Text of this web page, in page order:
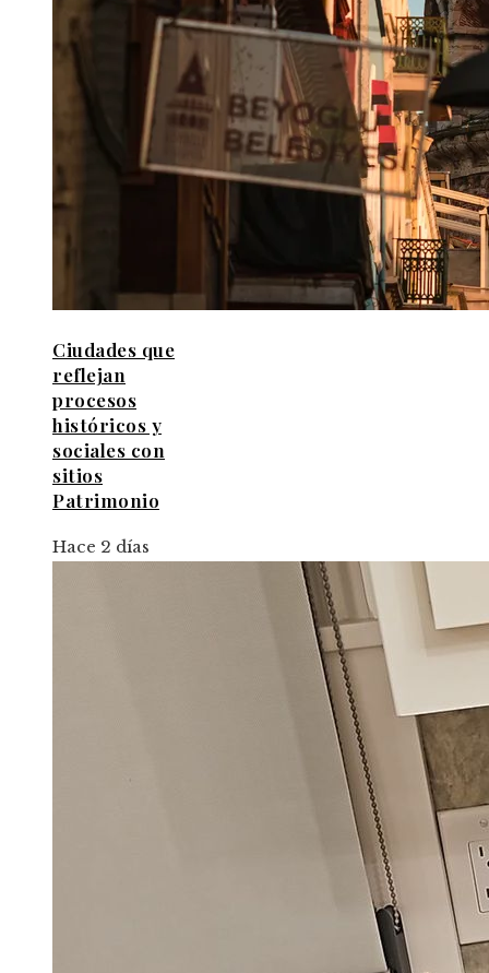
Ciudades que
reflejan
procesos
históricos y
sociales con
sitios
Patrimonio
Hace 2 días